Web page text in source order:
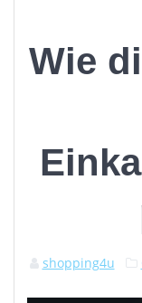
Wie
shopping4u